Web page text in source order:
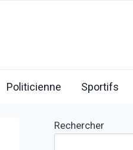
Politicienne Sportifs
Rechercher